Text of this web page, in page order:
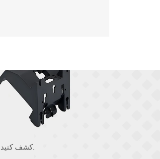
دقت و برتری را در قالب‌گیری تزریق پلاستیک با GV MOLD کشف کنید. امروز با ما تماس بگیرید تا در مورد نیازهای پروژه خود صحبت کنید.